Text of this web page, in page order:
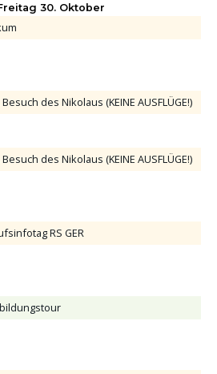
30. Oktober
des Nikolaus (KEINE AUSFLÜGE!)
des Nikolaus (KEINE AUSFLÜGE!)
RS GER